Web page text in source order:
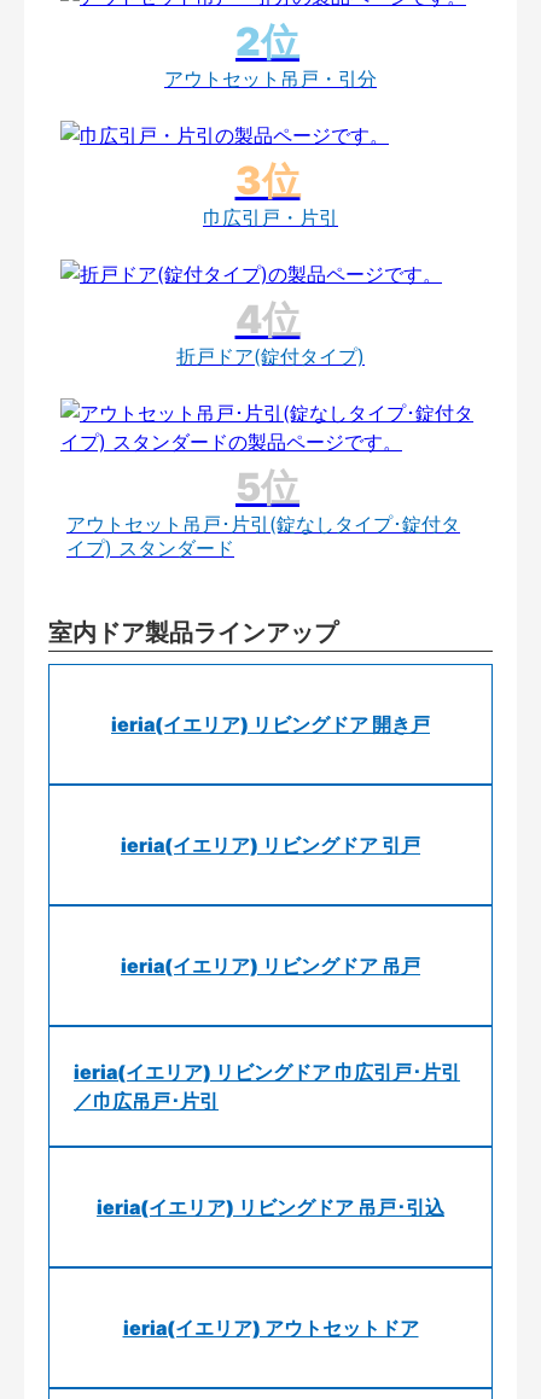
アウトセット吊戸・引分
巾広引戸・片引
折戸ドア(錠付タイプ)
アウトセット吊戸･片引(錠なしタイプ･錠付タ
イプ) スタンダード
室内ドア製品ラインアップ
ieria(イエリア) リビングドア 開き戸
ieria(イエリア) リビングドア 引戸
ieria(イエリア) リビングドア 吊戸
ieria(イエリア) リビングドア 巾広引戸･片引
／巾広吊戸･片引
ieria(イエリア) リビングドア 吊戸･引込
ieria(イエリア) アウトセットドア